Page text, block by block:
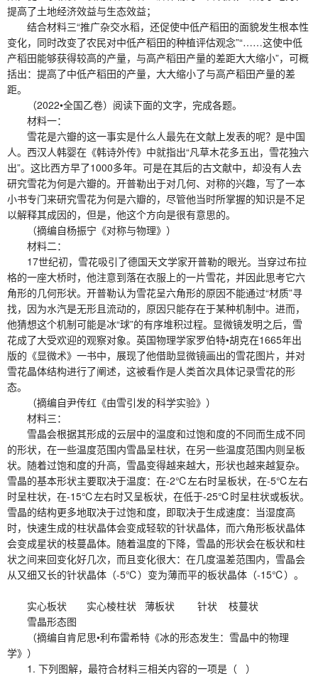
提高了土地经济效益与生态效益；
结合材料三“推广杂交水稻，还促使中低产稻田的面貌发生根本性
变化，同时改变了农民对中低产稻田的种植评估观念”“……这使中低
产稻田能够获得较高的产量，与高产稻田产量的差距大大缩小”，可概
括出：提高了中低产稻田的产量，大大缩小了与高产稻田产量的差
距。
（2022•全国乙卷）阅读下面的文字，完成各题。
材料一：
雪花是六瓣的这一事实是什么人最先在文献上发表的呢？是中国
人。西汉人韩婴在《韩诗外传》中就指出“凡草木花多五出，雪花独六
出”。这比西方早了1000多年。可是在其后的古文献中，却没有人去
研究雪花为何是六瓣的。开普勒出于对几何、对称的兴趣，写了一本
小书专门来研究雪花为何是六瓣的，尽管他当时所掌握的知识是不足
以解释其成因的，但是，他这个方向是很有意思的。
（摘编自杨振宁《对称与物理》）
材料二：
17世纪初，雪花吸引了德国天文学家开普勒的眼光。当穿过布拉
格的一座大桥时，他注意到落在衣服上的一片雪花，并因此思考它六
角形的几何形状。开普勒认为雪花呈六角形的原因不能通过“材质”寻
找，因为水汽是无形且流动的，原因只能存在于某种机制中。进而，
他猜想这个机制可能是冰“球”的有序堆积过程。显微镜发明之后，雪
花成了大受欢迎的观察对象。英国物理学家罗伯特•胡克在1665年出
版的《显微术》一书中，展现了他借助显微镜画出的雪花图片，并对
雪花晶体结构进行了阐述，这被看作是人类首次具体记录雪花的形
态。
（摘编自尹传红《由雪引发的科学实验》）
材料三：
雪晶会根据其形成的云层中的温度和过饱和度的不同而生成不同
的形状，在一些温度范围内雪晶呈柱状，在另一些温度范围内则呈板
状。随着过饱和度的升高，雪晶变得越来越大，形状也越来越复杂。
雪晶的基本形状主要取决于温度：在-2℃左右时呈板状，在-5℃左右
时呈柱状，在-15℃左右时又呈板状，在低于-25℃时呈柱状或板状。
雪晶的结构更多地取决于过饱和度，即取决于生成速度：当湿度高
时，快速生成的柱状晶体会变成轻软的针状晶体，而六角形板状晶体
会变成星状的枝蔓晶体。随着温度的下降，雪晶的形状会在板状和柱
状之间来回变化好几次，而且变化很大：在几度温差范围内，雪晶会
从又细又长的针状晶体（-5℃）变为薄而平的板状晶体（-15℃）。
实心板状 实心棱柱状 薄板状 针状 枝蔓状
雪晶形态图
（摘编自肯尼思•利布雷希特《冰的形态发生：雪晶中的物理
学》）
1. 下列图解，最符合材料三相关内容的一项是（ ）